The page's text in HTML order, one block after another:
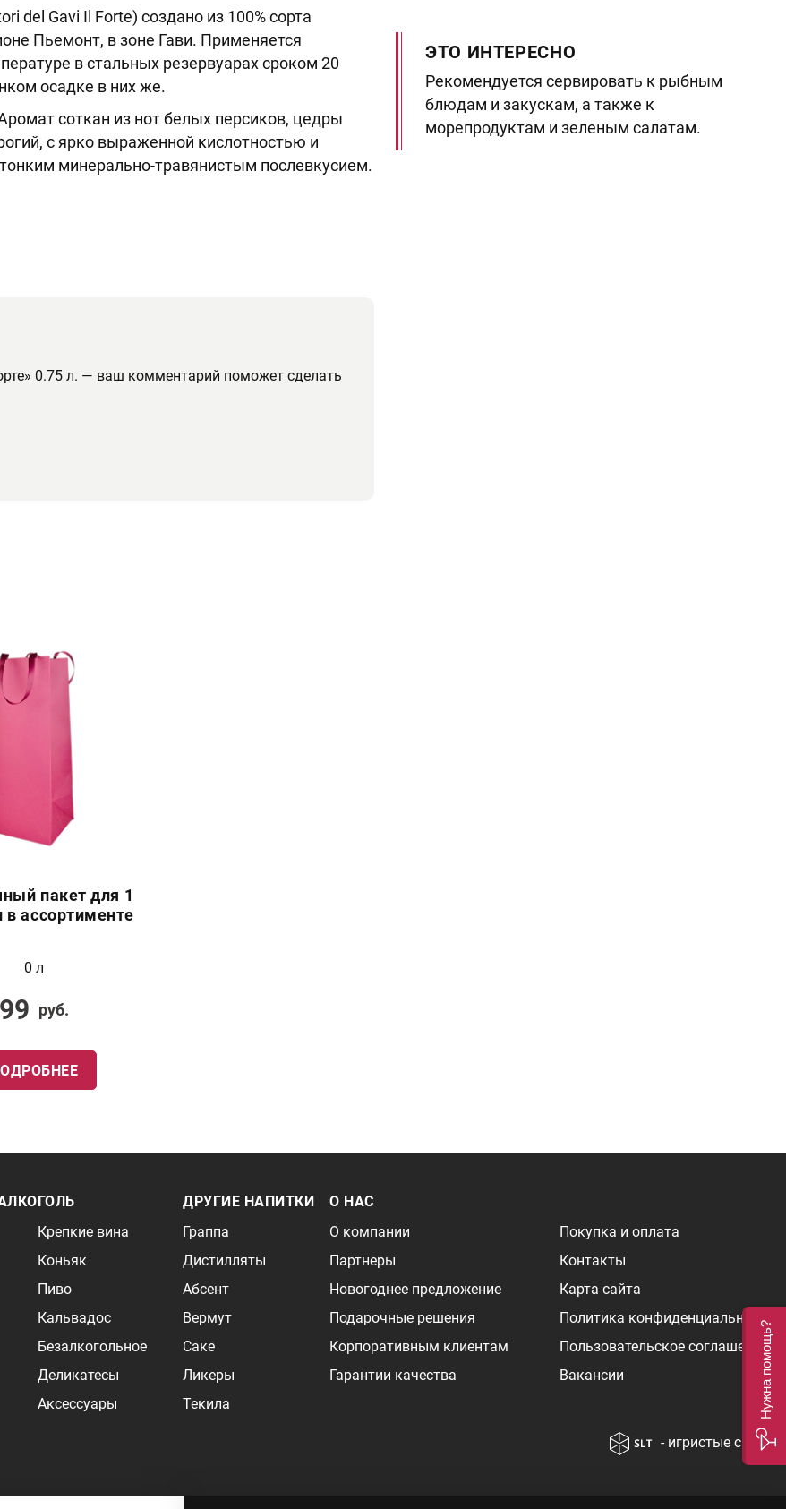
del Gavi Il Forte) создано из 100% сорта
Пьемонт, в зоне Гави. Применяется
в стальных резервуарах сроком 20
осадке в них же.
соткан из нот белых персиков, цедры
с ярко выраженной кислотностью и
минерально-травянистым послевкусием.
ЭТО ИНТЕРЕСНО
Рекомендуется сервировать к рыбным
блюдам и закускам, а также к
морепродуктам и зеленым салатам.
0.75 л. — ваш комментарий поможет сделать
пакет для 1
в ассортименте
0 л
99 руб.
Крепкие вина
Коньяк
Пиво
Кальвадос
Безалкогольное
Деликатесы
Аксессуары
ДРУГИЕ НАПИТКИ
Граппа
Дистилляты
Абсент
Вермут
Саке
Ликеры
Текила
О НАС
О компании
Партнеры
Новогоднее предложение
Подарочные решения
Корпоративным клиентам
Гарантии качества
Покупка и оплата
Контакты
Карта сайта
Политика конфиденциальности
Пользовательское соглашение
Вакансии
- игристые сайты
Нужна помощь?